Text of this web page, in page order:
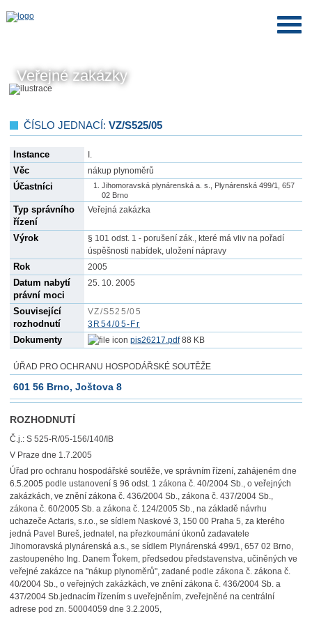
Veřejné zakázky
ČÍSLO JEDNACÍ: VZ/S525/05
Instance I.
Věc nákup plynoměrů
Účastníci
Jihomoravská plynárenská a. s., Plynárenská 499/1, 657
02 Brno
Typ správního
řízení
Veřejná zakázka
Výrok
§ 101 odst. 1 - porušení zák., které má vliv na pořadí
úspěšnosti nabídek, uložení nápravy
Rok 2005
Datum nabytí
právní moci
25. 10. 2005
Související
rozhodnutí
VZ/S525/05
3R54/05-Fr
Dokumenty pis26217.pdf88 KB
ÚŘAD PRO OCHRANU HOSPODÁŘSKÉ SOUTĚŽE
601 56 Brno, Joštova 8
ROZHODNUTÍ
Č.j.: S 525-R/05-156/140/IB
V Praze dne 1.7.2005
Úřad pro ochranu hospodářské soutěže, ve správním řízení, zahájeném dne
6.5.2005 podle ustanovení § 96 odst. 1 zákona č. 40/2004 Sb., o veřejných
zakázkách, ve znění zákona č. 436/2004 Sb., zákona č. 437/2004 Sb.,
zákona č. 60/2005 Sb. a zákona č. 124/2005 Sb., na základě návrhu
uchazeče Actaris, s.r.o., se sídlem Naskové 3, 150 00 Praha 5, za kterého
jedná Pavel Bureš, jednatel, na přezkoumání úkonů zadavatele
Jihomoravská plynárenská a.s., se sídlem Plynárenská 499/1, 657 02 Brno,
zastoupeného Ing. Danem Ťokem, předsedou představenstva, učiněných ve
veřejné zakázce na "nákup plynoměrů", zadané podle zákona č. zákona č.
40/2004 Sb., o veřejných zakázkách, ve znění zákona č. 436/2004 Sb. a
437/2004 Sb.jednacím řízením s uveřejněním, zveřejněné na centrální
adrese pod zn. 50004059 dne 3.2.2005,